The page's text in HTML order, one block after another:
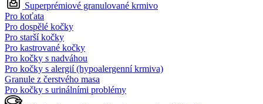
Superprémiové granulované krmivo
Pro koťata
Pro dospělé kočky
Pro starší kočky
Pro kastrované kočky
Pro kočky s nadváhou
Pro kočky s alergií (hypoalergenní krmiva)
Granule z čerstvého masa
Pro kočky s urinálními problémy